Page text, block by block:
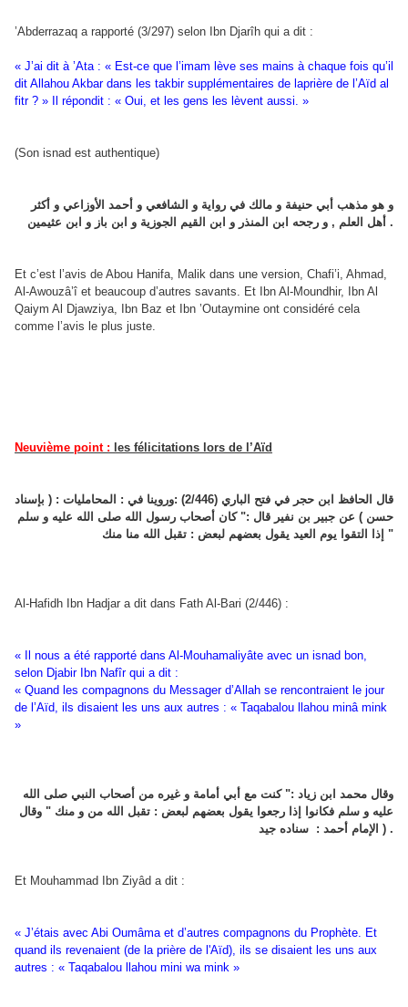
’Abderrazaq a rapporté (3/297) selon Ibn Djarîh qui a dit :
« J’ai dit à ’Ata : « Est-ce que l’imam lève ses mains à chaque fois qu’il
dit Allahou Akbar dans les takbir supplémentaires de laprière de l’Aïd al
fitr ? » Il répondit : « Oui, et les gens les lèvent aussi. »
(Son isnad est authentique)
و هو مذهب أبي حنيفة و مالك في رواية و الشافعي و أحمد الأوزاعي و أكثر
أهل العلم , و رجحه ابن المنذر و ابن القيم الجوزية و ابن باز و ابن عثيمين .
Et c’est l’avis de Abou Hanifa, Malik dans une version, Chafi’i, Ahmad,
Al-Awouzâ’î et beaucoup d’autres savants. Et Ibn Al-Moundhir, Ibn Al
Qaiym Al Djawziya, Ibn Baz et Ibn ’Outaymine ont considéré cela
comme l’avis le plus juste.
Neuvième point : les félicitations lors de l’Aïd
قال الحافظ ابن حجر في فتح الباري (2/446) :وروينا في : المحامليات : ( بإسناد
حسن ) عن جبير بن نفير قال :" كان أصحاب رسول الله صلى الله عليه و سلم
إذا التقوا يوم العيد يقول بعضهم لبعض : تقبل الله منا منك "
Al-Hafidh Ibn Hadjar a dit dans Fath Al-Bari (2/446) :
« Il nous a été rapporté dans Al-Mouhamaliyâte avec un isnad bon,
selon Djabir Ibn Nafîr qui a dit :
« Quand les compagnons du Messager d’Allah se rencontraient le jour
de l’Aïd, ils disaient les uns aux autres : « Taqabalou llahou minâ mink
»
وقال محمد ابن زياد :" كنت مع أبي أمامة و غيره من أصحاب النبي صلى الله
عليه و سلم فكانوا إذا رجعوا يقول بعضهم لبعض : تقبل الله من و منك " وقال
الإمام أحمد : سناده جيد ) .
Et Mouhammad Ibn Ziyâd a dit :
« J’étais avec Abi Oumâma et d’autres compagnons du Prophète. Et
quand ils revenaient (de la prière de l'Aïd), ils se disaient les uns aux
autres : « Taqabalou llahou mini wa mink »